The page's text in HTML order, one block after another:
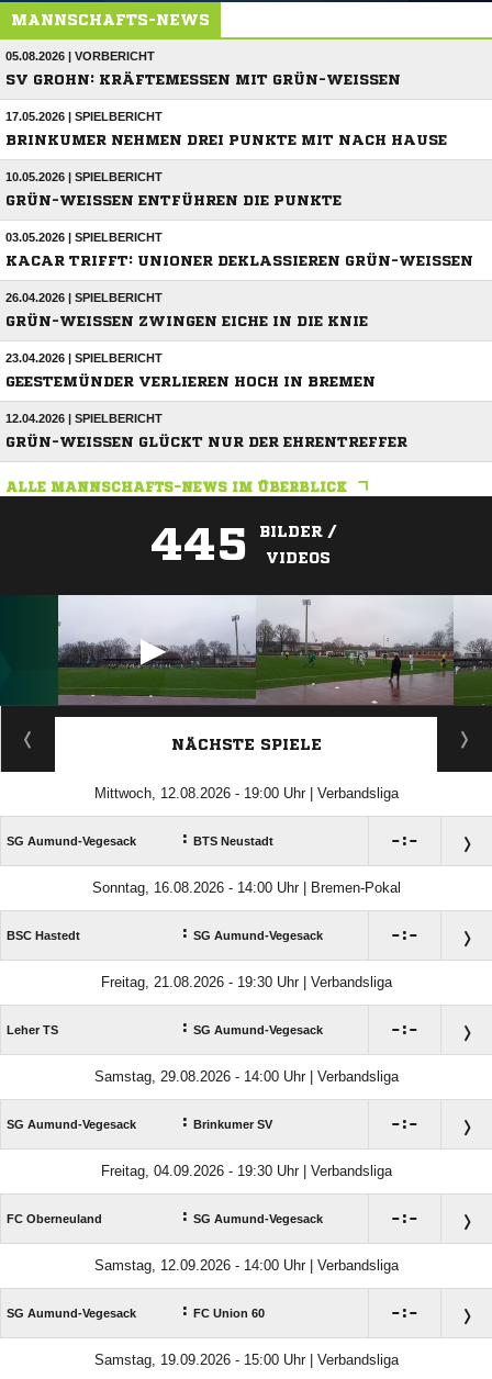
MANNSCHAFTS-NEWS
05.08.2026 | VORBERICHT
SV GROHN: KRÄFTEMESSEN MIT GRÜN-WEISSEN
17.05.2026 | SPIELBERICHT
BRINKUMER NEHMEN DREI PUNKTE MIT NACH HAUSE
10.05.2026 | SPIELBERICHT
GRÜN-WEISSEN ENTFÜHREN DIE PUNKTE
03.05.2026 | SPIELBERICHT
KACAR TRIFFT: UNIONER DEKLASSIEREN GRÜN-WEISSEN
26.04.2026 | SPIELBERICHT
GRÜN-WEISSEN ZWINGEN EICHE IN DIE KNIE
23.04.2026 | SPIELBERICHT
GEESTEMÜNDER VERLIEREN HOCH IN BREMEN
12.04.2026 | SPIELBERICHT
GRÜN-WEISSEN GLÜCKT NUR DER EHRENTREFFER
ALLE MANNSCHAFTS-NEWS IM ÜBERBLICK
445
BILDER /
VIDEOS
ANZEIGE
NÄCHSTE SPIELE
Mittwoch, 12.08.2026 - 19:00 Uhr | Verbandsliga
SG Aumund-Vegesack : BTS Neustadt :
Sonntag, 16.08.2026 - 14:00 Uhr | Bremen-Pokal
BSC Hastedt : SG Aumund-Vegesack :
Freitag, 21.08.2026 - 19:30 Uhr | Verbandsliga
Leher TS : SG Aumund-Vegesack :
Samstag, 29.08.2026 - 14:00 Uhr | Verbandsliga
SG Aumund-Vegesack : Brinkumer SV :
Freitag, 04.09.2026 - 19:30 Uhr | Verbandsliga
FC Oberneuland : SG Aumund-Vegesack :
Samstag, 12.09.2026 - 14:00 Uhr | Verbandsliga
SG Aumund-Vegesack : FC Union 60 :
Samstag, 19.09.2026 - 15:00 Uhr | Verbandsliga